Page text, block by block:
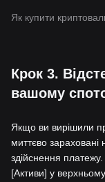
Як купити
Крок 3.
вашому
Якщо ви вирішили
миттєво
здійснення
[Активи] у